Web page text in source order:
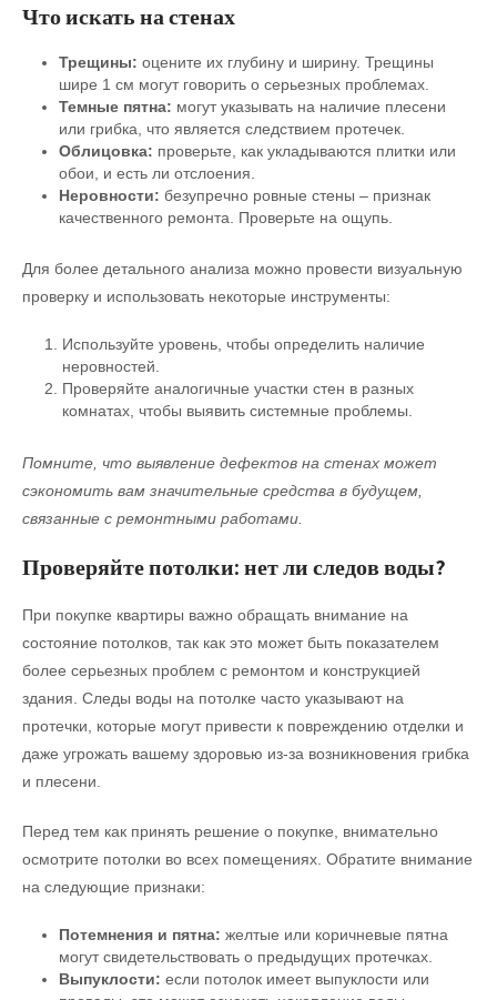
Что искать на стенах
Трещины: оцените их глубину и ширину. Трещины
шире 1 см могут говорить о серьезных проблемах.
Темные пятна: могут указывать на наличие плесени
или грибка, что является следствием протечек.
Облицовка: проверьте, как укладываются плитки или
обои, и есть ли отслоения.
Неровности: безупречно ровные стены – признак
качественного ремонта. Проверьте на ощупь.
Для более детального анализа можно провести визуальную
проверку и использовать некоторые инструменты:
Используйте уровень, чтобы определить наличие
неровностей.
Проверяйте аналогичные участки стен в разных
комнатах, чтобы выявить системные проблемы.
Помните, что выявление дефектов на стенах может
сэкономить вам значительные средства в будущем,
связанные с ремонтными работами.
Проверяйте потолки: нет ли следов воды?
При покупке квартиры важно обращать внимание на
состояние потолков, так как это может быть показателем
более серьезных проблем с ремонтом и конструкцией
здания. Следы воды на потолке часто указывают на
протечки, которые могут привести к повреждению отделки и
даже угрожать вашему здоровью из-за возникновения грибка
и плесени.
Перед тем как принять решение о покупке, внимательно
осмотрите потолки во всех помещениях. Обратите внимание
на следующие признаки:
Потемнения и пятна: желтые или коричневые пятна
могут свидетельствовать о предыдущих протечках.
Выпуклости: если потолок имеет выпуклости или